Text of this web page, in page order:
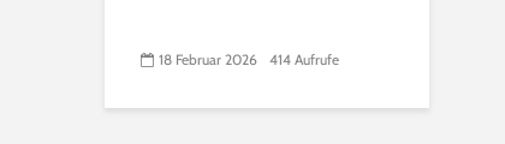
18 Februar 2026 414 Aufrufe